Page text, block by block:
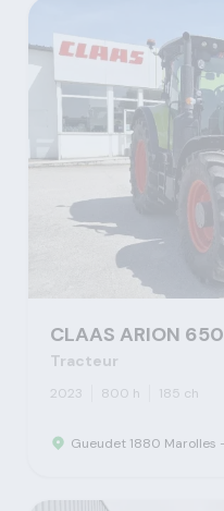
CLAAS ARION 650
Tracteur
2023 800 h 185 ch